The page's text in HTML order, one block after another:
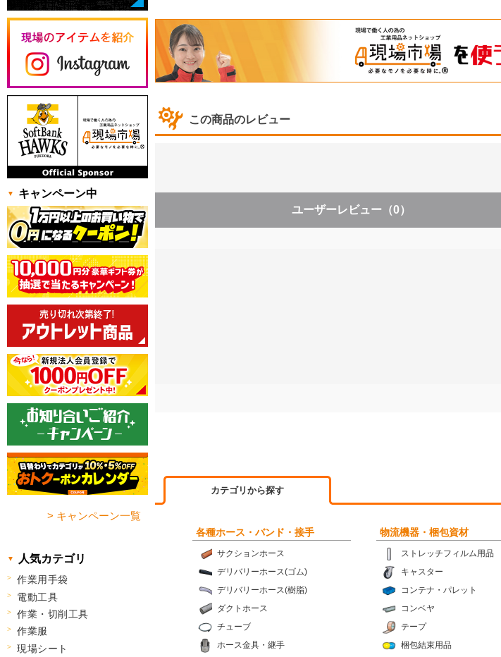
この商品のレビュー
ユーザーレビュー （0）
カテゴリから探す
各種ホース・バンド・接手
サクションホース
デリバリーホース(ゴム)
デリバリーホース(樹脂)
ダクトホース
チューブ
ホース金具・継手
物流機器・梱包資材
ストレッチフィルム用品
キャスター
コンテナ・パレット
コンベヤ
テープ
梱包結束用品
キャンペーン中
> キャンペーン一覧
人気カテゴリ
作業用手袋
電動工具
作業・切削工具
作業服
現場シート